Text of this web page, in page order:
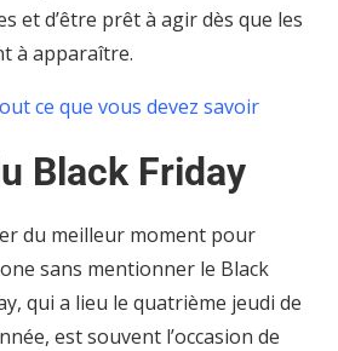
et d’être prêt à agir dès que les
à apparaître.
ce que vous devez savoir
Black Friday
du meilleur moment pour
sans mentionner le Black
qui a lieu le quatrième jeudi de
est souvent l’occasion de